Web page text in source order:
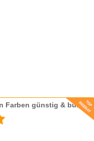
Skydancer in allen Farben günstig & bundesweit